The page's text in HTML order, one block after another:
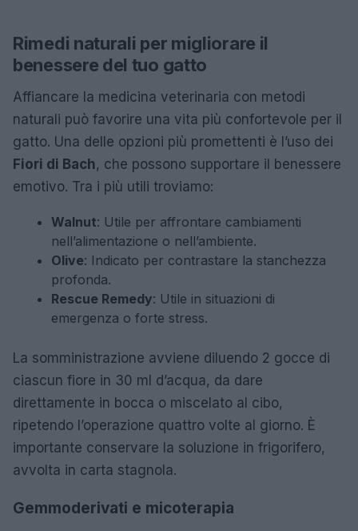
Rimedi naturali per migliorare il
benessere del tuo gatto
Affiancare la medicina veterinaria con metodi
naturali può favorire una vita più confortevole per il
gatto. Una delle opzioni più promettenti è l’uso dei
Fiori di Bach, che possono supportare il benessere
emotivo. Tra i più utili troviamo:
Walnut: Utile per affrontare cambiamenti
nell’alimentazione o nell’ambiente.
Olive: Indicato per contrastare la stanchezza
profonda.
Rescue Remedy: Utile in situazioni di
emergenza o forte stress.
La somministrazione avviene diluendo 2 gocce di
ciascun fiore in 30 ml d’acqua, da dare
direttamente in bocca o miscelato al cibo,
ripetendo l’operazione quattro volte al giorno. È
importante conservare la soluzione in frigorifero,
avvolta in carta stagnola.
Gemmoderivati e micoterapia